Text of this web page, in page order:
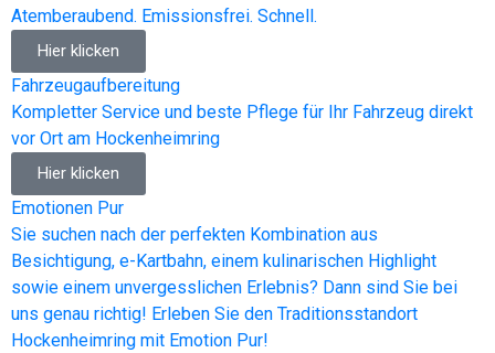
Atemberaubend. Emissionsfrei. Schnell.
Hier klicken
Fahrzeugaufbereitung
Kompletter Service und beste Pflege für Ihr Fahrzeug direkt
vor Ort am Hockenheimring
Hier klicken
Emotionen Pur
Sie suchen nach der perfekten Kombination aus
Besichtigung, e-Kartbahn, einem kulinarischen Highlight
sowie einem unvergesslichen Erlebnis? Dann sind Sie bei
uns genau richtig! Erleben Sie den Traditionsstandort
Hockenheimring mit Emotion Pur!